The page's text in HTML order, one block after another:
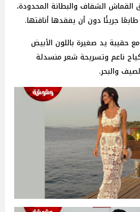
الشفاف والبطانة المحدودة،
جريئًا دون أن يفقدها أناقتها.
حقيبة يد صغيرة باللون الأبيض
ناعم وتسريحة شعر منسدلة
والبحر.